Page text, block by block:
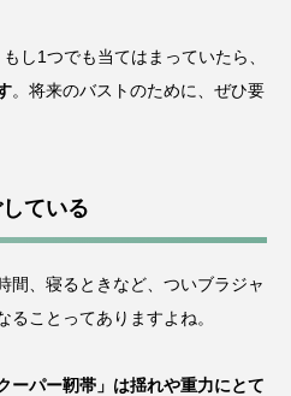
し1つでも当てはまっていたら、
。将来のバストのために、ぜひ要
ている
間、寝るときなど、ついブラジャ
ことってありますよね。
ーパー靭帯」は揺れや重力にとて